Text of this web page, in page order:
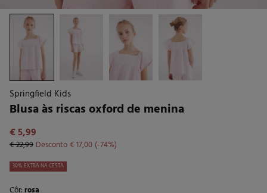
Springfield Kids
Blusa às riscas oxford de menina
€ 5,99
€ 22,99 Desconto€ 17,00 74
30% EXTRA NA CESTA
Côr:rosa